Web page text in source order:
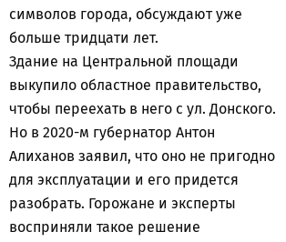
символов города, обсуждают уже
больше тридцати лет.
Здание на Центральной площади
выкупило областное правительство,
чтобы переехать в него с ул. Донского.
Но в 2020-м губернатор Антон
Алиханов заявил, что оно не пригодно
для эксплуатации и его придется
разобрать. Горожане и эксперты
восприняли такое решение